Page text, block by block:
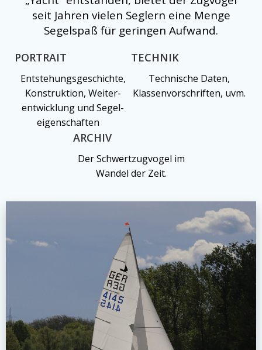
seit Jahren vielen Seglern eine Menge
Segelspaß für geringen Aufwand.
PORTRAIT
Entstehungsgeschichte,
Konstruktion, Weiter-
entwicklung und Segel-
eigenschaften
TECHNIK
Technische Daten,
Klassenvorschriften, uvm.
ARCHIV
Der Schwertzugvogel im
Wandel der Zeit.